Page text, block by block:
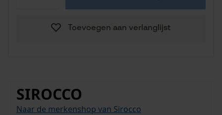
Toevoegen aan verlanglijst
SIROCCO
Naar de merkenshop van Sirocco